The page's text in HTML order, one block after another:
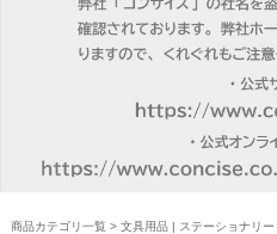
商品カテゴリ一覧 > 文具用品 | ステーショナリー